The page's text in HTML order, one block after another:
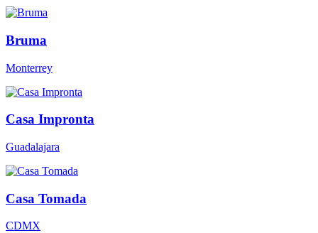
Bruma
Monterrey
Casa Impronta
Guadalajara
Casa Tomada
CDMX